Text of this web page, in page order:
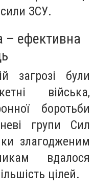
сили ЗСУ.
– ефективна
загрозі були
війська,
боротьби
групи Сил
злагодженим
вдалося
цілей.